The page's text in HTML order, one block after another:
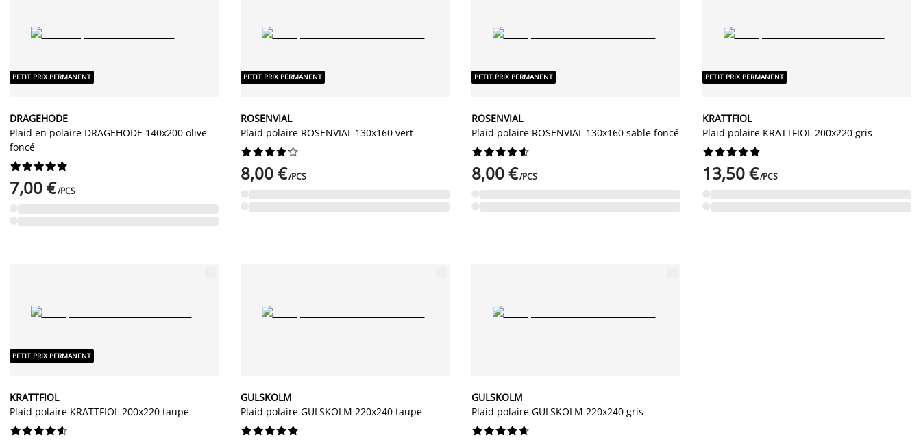
PETIT PRIX PERMANENT
DRAGEHODE
Plaid en polaire DRAGEHODE 140x200 olive
foncé






7,00 €/PCS
PETIT PRIX PERMANENT
ROSENVIAL
Plaid polaire ROSENVIAL 130x160 vert






8,00 €/PCS
PETIT PRIX PERMANENT
ROSENVIAL
Plaid polaire ROSENVIAL 130x160 sable foncé






8,00 €/PCS
PETIT PRIX PERMANENT
KRATTFIOL
Plaid polaire KRATTFIOL 200x220 gris






13,50 €/PCS
PETIT PRIX PERMANENT
KRATTFIOL
Plaid polaire KRATTFIOL 200x220 taupe






GULSKOLM
Plaid polaire GULSKOLM 220x240 taupe






GULSKOLM
Plaid polaire GULSKOLM 220x240 gris





